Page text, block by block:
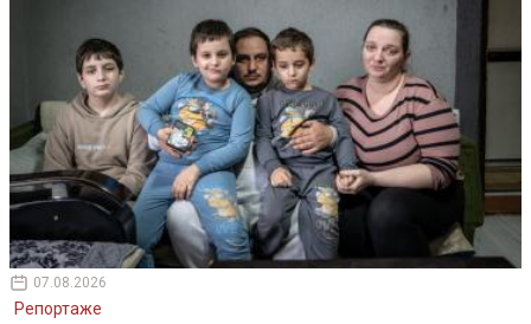
07.08.2026
Репортаже